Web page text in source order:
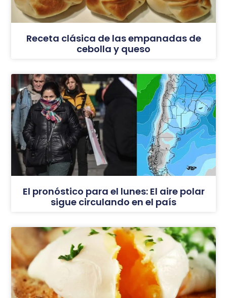
Receta clásica de las empanadas de
cebolla y queso
El pronóstico para el lunes: El aire polar
sigue circulando en el país